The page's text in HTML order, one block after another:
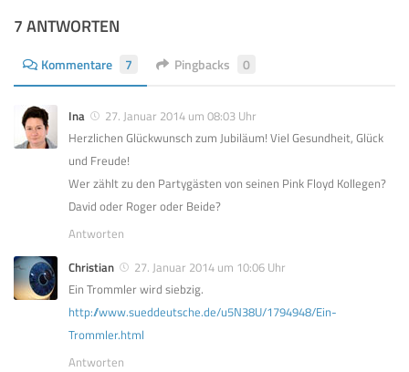
7 ANTWORTEN
Kommentare 7 Pingbacks 0
Ina
27. Januar 2014 um 08:03 Uhr
Herzlichen Glückwunsch zum Jubiläum! Viel Gesundheit, Glück
und Freude!
Wer zählt zu den Partygästen von seinen Pink Floyd Kollegen?
David oder Roger oder Beide?
Antworten
Christian
27. Januar 2014 um 10:06 Uhr
Ein Trommler wird siebzig.
http://www.sueddeutsche.de/u5N38U/1794948/Ein-
Trommler.html
Antworten